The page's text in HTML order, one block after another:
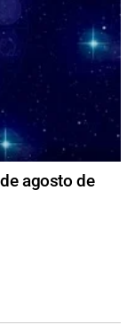
agosto de